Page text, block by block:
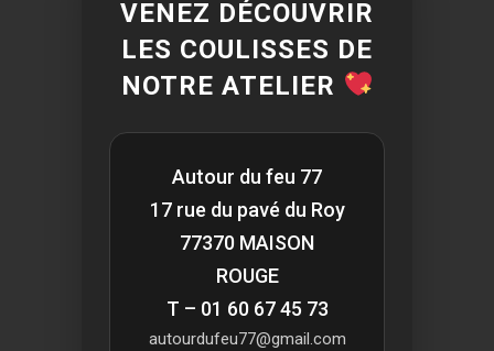
VENEZ DÉCOUVRIR
LES COULISSES DE
NOTRE ATELIER
Autour du feu 77
17 rue du pavé du Roy
77370 MAISON
ROUGE
T – 01 60 67 45 73
autourdufeu77@gmail.com